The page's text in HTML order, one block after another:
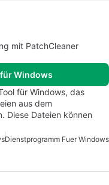
mit PatchCleaner
Windows
für Windows, das
aus dem
Diese Dateien können
Dienstprogramm Fuer Windows